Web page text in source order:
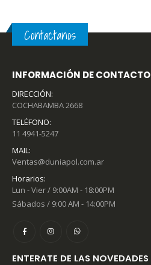
Contactanos
INFORMACIÓN DE CONTACTO
DIRECCIÓN:
COCHABAMBA 2668
TELÉFONO:
11 4941-5247
MAIL:
Ventas@duniapol.com.ar
Horarios:
Lun - Vier / 9:00AM - 18:00PM
Sábados / 9:00 AM - 14:00PM
ENTERATE DE LAS NOVEDADES